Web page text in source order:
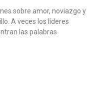
sobre amor, noviazgo y
A veces los líderes
las palabras